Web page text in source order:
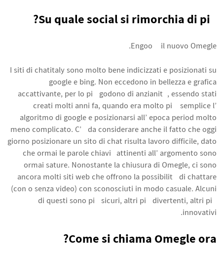
Su quale social si rimorchia di più?
Engoo è il nuovo Omegle.
I siti di chatitaly sono molto bene indicizzati e posizionati su
google e bing. Non eccedono in bellezza e grafica
accattivante, per lo più godono di anzianità, essendo stati
creati molti anni fa, quando era molto più semplice l’
algoritmo di google e posizionarsi all’ epoca period molto
meno complicato. C’è da considerare anche il fatto che oggi
giorno posizionare un sito di chat risulta lavoro difficile, dato
che ormai le parole chiavi attinenti all’ argomento sono
ormai sature. Nonostante la chiusura di Omegle, ci sono
ancora molti siti web che offrono la possibilità di chattare
(con o senza video) con sconosciuti in modo casuale. Alcuni
di questi sono più sicuri, altri più divertenti, altri più
innovativi.
Come si chiama Omegle ora?